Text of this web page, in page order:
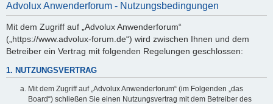
Advolux Anwenderforum - Nutzungsbedingungen
Mit dem Zugriff auf „Advolux Anwenderforum“
(„https://www.advolux-forum.de“) wird zwischen Ihnen und dem
Betreiber ein Vertrag mit folgenden Regelungen geschlossen:
1. NUTZUNGSVERTRAG
Mit dem Zugriff auf „Advolux Anwenderforum“ (im Folgenden „das
Board“) schließen Sie einen Nutzungsvertrag mit dem Betreiber des